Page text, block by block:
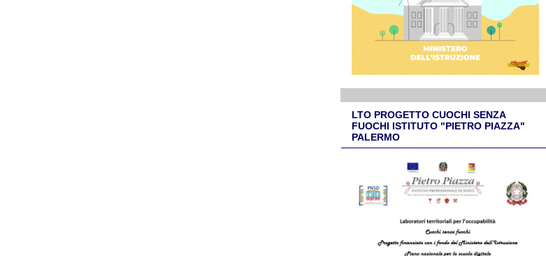
LTO PROGETTO CUOCHI SENZA
FUOCHI ISTITUTO "PIETRO PIAZZA"
PALERMO